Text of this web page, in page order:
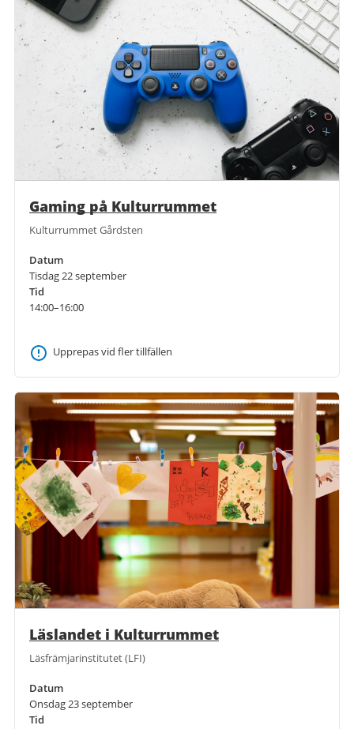
Gaming på Kulturrummet
Kulturrummet Gårdsten
Datum
Tisdag 22 september
Tid
14:00–16:00
Upprepas vid fler tillfällen
Läslandet i Kulturrummet
Läsfrämjarinstitutet (LFI)
Datum
Onsdag 23 september
Tid